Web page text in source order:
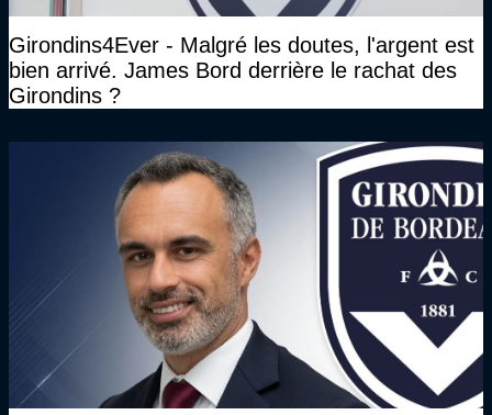
Girondins4Ever - Malgré les doutes, l'argent est
bien arrivé. James Bord derrière le rachat des
Girondins ?